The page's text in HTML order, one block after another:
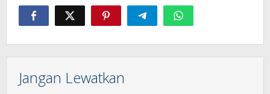
Jangan Lewatkan